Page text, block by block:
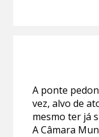
A ponte
vez, alvo de
mesmo ter já
A Câmara